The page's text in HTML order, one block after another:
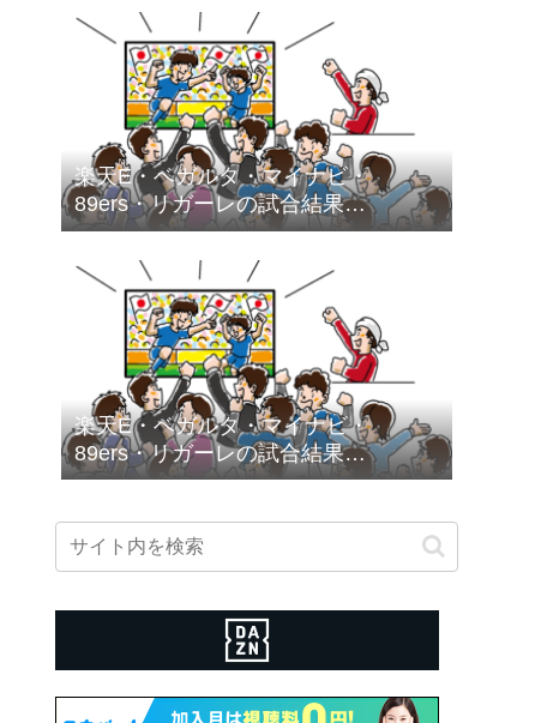
楽天E・ベガルタ・マイナビ・
89ers・リガーレの試合結果
（2026.2.1～2026.2.28）
楽天E・ベガルタ・マイナビ・
89ers・リガーレの試合結果
（2026.1.5～2026.1.31）